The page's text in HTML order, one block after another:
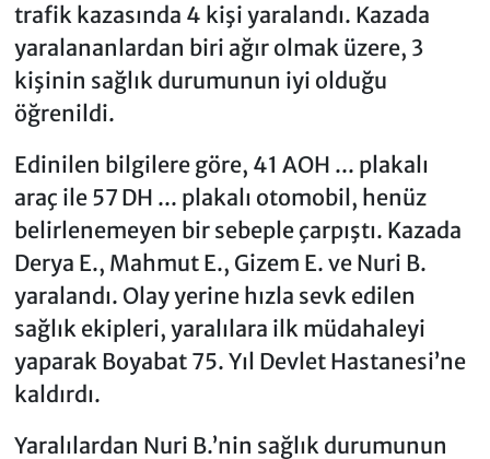
trafik kazasında 4 kişi yaralandı. Kazada
yaralananlardan biri ağır olmak üzere, 3
kişinin sağlık durumunun iyi olduğu
öğrenildi.
Edinilen bilgilere göre, 41 AOH ... plakalı
araç ile 57 DH ... plakalı otomobil, henüz
belirlenemeyen bir sebeple çarpıştı. Kazada
Derya E., Mahmut E., Gizem E. ve Nuri B.
yaralandı. Olay yerine hızla sevk edilen
sağlık ekipleri, yaralılara ilk müdahaleyi
yaparak Boyabat 75. Yıl Devlet Hastanesi’ne
kaldırdı.
Yaralılardan Nuri B.’nin sağlık durumunun